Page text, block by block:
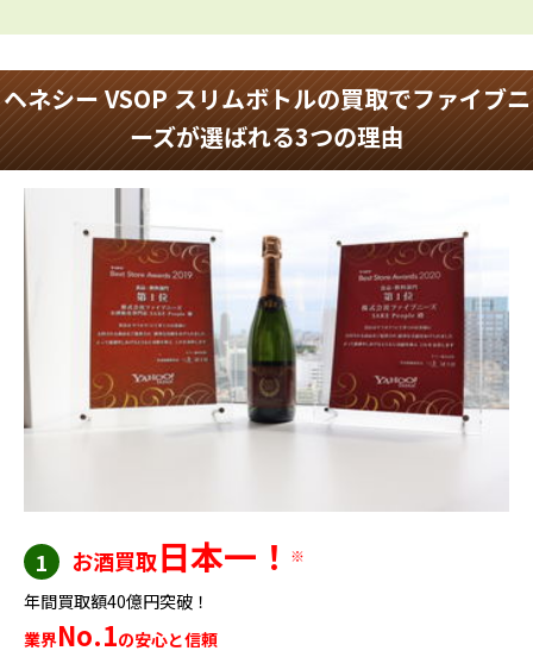
ヘネシー VSOP スリムボトルの買取でファイブニ
ーズが選ばれる3つの理由
1 お酒買取日本一！ ※
年間買取額40億円突破！
業界No.1の安心と信頼